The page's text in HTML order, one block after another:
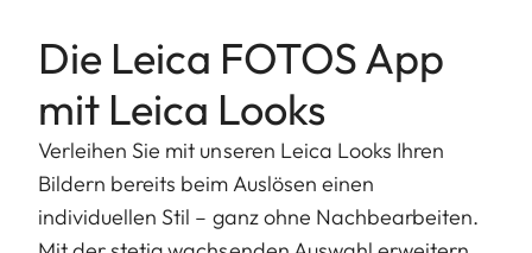
Die Leica FOTOS App
mit Leica Looks
Verleihen Sie mit unseren Leica Looks Ihren
Bildern bereits beim Auslösen einen
individuellen Stil – ganz ohne Nachbearbeiten.